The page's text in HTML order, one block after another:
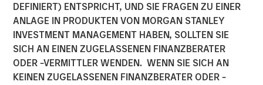
DEFINIERT) ENTSPRICHT, UND SIE FRAGEN ZU EINER
ANLAGE IN PRODUKTEN VON MORGAN STANLEY
INVESTMENT MANAGEMENT HABEN, SOLLTEN SIE
SICH AN EINEN ZUGELASSENEN FINANZBERATER
ODER -VERMITTLER WENDEN. WENN SIE SICH AN
KEINEN ZUGELASSENEN FINANZBERATER ODER -
Wettbewerbsvorteil und
langfristige Chancen
20 APRIL 2026